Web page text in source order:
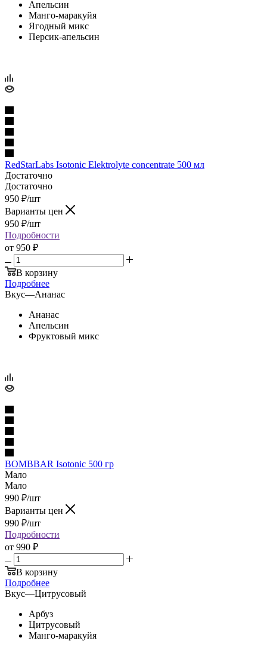
Апельсин
Манго-маракуйя
Ягодный микс
Персик-апельсин
RedStarLabs Isotonic Elektrolyte concentrate 500 мл
Достаточно
Достаточно
950 ₽/шт
Варианты цен
950 ₽/шт
Подробности
от 950 ₽
В корзину
Подробнее
Вкус—Ананас
Ананас
Апельсин
Фруктовый микс
BOMBBAR Isotonic 500 гр
Мало
Мало
990 ₽/шт
Варианты цен
990 ₽/шт
Подробности
от 990 ₽
В корзину
Подробнее
Вкус—Цитрусовый
Арбуз
Цитрусовый
Манго-маракуйя